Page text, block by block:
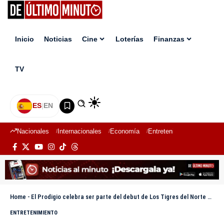
Inicio Noticias Cine Loterías Finanzas
TV
ES|EN
Nacionales Internacionales Economía Entretenimiento
Home - El Prodigio celebra ser parte del debut de Los Tigres del Norte en República Dominicana
ENTRETENIMIENTO